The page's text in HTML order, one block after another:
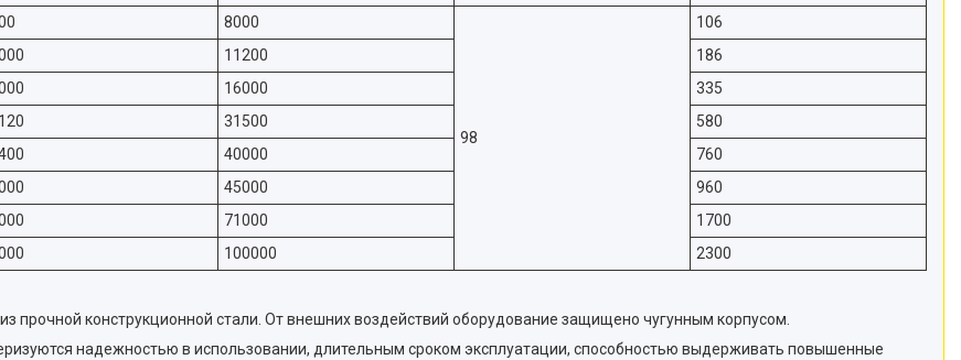
8000
98
106
11200
186
16000
335
31500
580
40000
760
45000
960
71000
1700
100000 2300
прочной конструкционной стали. От внешних воздействий оборудование защищено чугунным корпусом.
надежностью в использовании, длительным сроком эксплуатации, способностью выдерживать повышенные